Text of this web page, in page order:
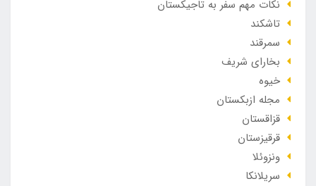
نکات مهم سفر به تاجیکستان
تاشکند
سمرقند
بخارای شریف
خیوه
مجله ازبکستان
قزاقستان
قرقیزستان
ونزوئلا
سریلانکا